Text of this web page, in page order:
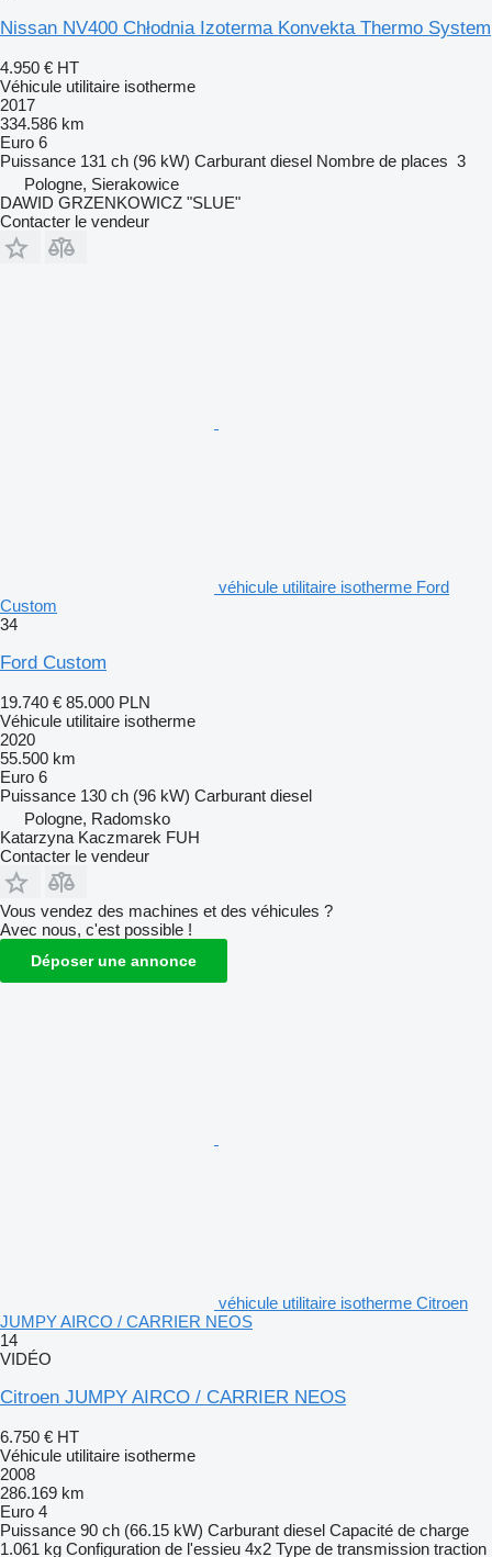
Nissan NV400 Chłodnia Izoterma Konvekta Thermo System
4.950 € HT
Véhicule utilitaire isotherme
2017
334.586 km
Euro 6
Puissance 131 ch (96 kW) Carburant diesel Nombre de places 3
Pologne, Sierakowice
DAWID GRZENKOWICZ "SLUE"
Contacter le vendeur
véhicule utilitaire isotherme Ford
Custom
34
Ford Custom
19.740 € 85.000 PLN
Véhicule utilitaire isotherme
2020
55.500 km
Euro 6
Puissance 130 ch (96 kW) Carburant diesel
Pologne, Radomsko
Katarzyna Kaczmarek FUH
Contacter le vendeur
Vous vendez des machines et des véhicules ?
Avec nous, c'est possible !
Déposer une annonce
véhicule utilitaire isotherme Citroen
JUMPY AIRCO / CARRIER NEOS
14
VIDÉO
Citroen JUMPY AIRCO / CARRIER NEOS
6.750 € HT
Véhicule utilitaire isotherme
2008
286.169 km
Euro 4
Puissance 90 ch (66.15 kW) Carburant diesel Capacité de charge
1.061 kg Configuration de l'essieu 4x2 Type de transmission traction